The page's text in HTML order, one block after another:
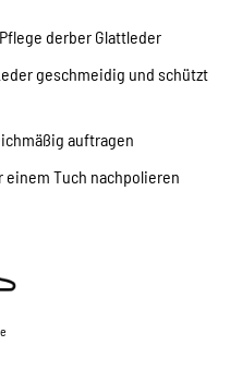
derber Glattleder
geschmeidig und schützt
auftragen
Tuch nachpolieren